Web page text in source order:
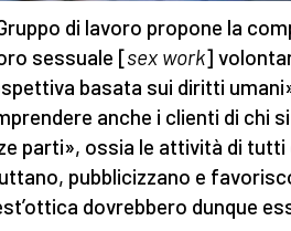
di lavoro propone la
sessuale [sex work]
basata sui diritti
anche i clienti di chi
parti», ossia le attività di
pubblicizzano e
dovrebbero dunque